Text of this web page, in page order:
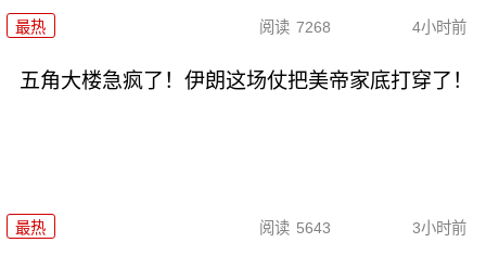
最热 阅读 7268 4小时前
五角大楼急疯了！伊朗这场仗把美帝家底打穿了！
最热 阅读 5643 3小时前